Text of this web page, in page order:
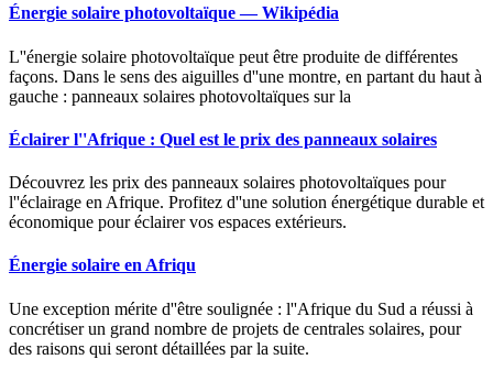
Énergie solaire photovoltaïque — Wikipédia
L''énergie solaire photovoltaïque peut être produite de différentes
façons. Dans le sens des aiguilles d''une montre, en partant du haut à
gauche : panneaux solaires photovoltaïques sur la
Éclairer l''Afrique : Quel est le prix des panneaux solaires
Découvrez les prix des panneaux solaires photovoltaïques pour
l''éclairage en Afrique. Profitez d''une solution énergétique durable et
économique pour éclairer vos espaces extérieurs.
Énergie solaire en Afriqu
Une exception mérite d''être soulignée : l''Afrique du Sud a réussi à
concrétiser un grand nombre de projets de centrales solaires, pour
des raisons qui seront détaillées par la suite.